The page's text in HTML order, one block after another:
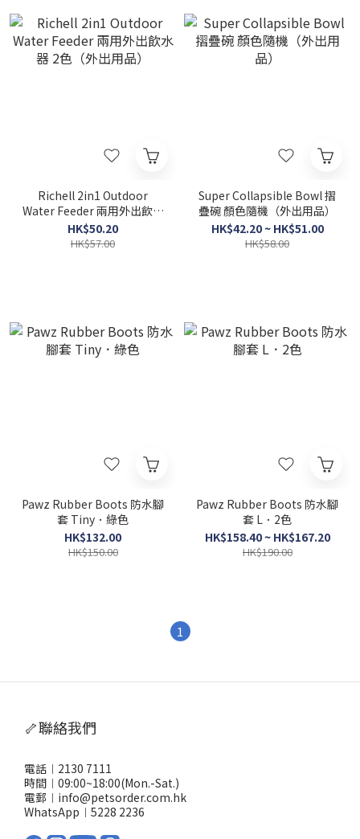
Richell 2in1 Outdoor
Water Feeder 兩用外出飲水
器 2色（外出用品）
HK$50.20
HK$57.00
Super Collapsible Bowl 摺
疊碗 顏色隨機（外出用品）
HK$42.20 ~ HK$51.00
HK$58.00
Pawz Rubber Boots 防水腳
套 Tiny．綠色
HK$132.00
HK$150.00
Pawz Rubber Boots 防水腳
套 L．2色
HK$158.40 ~ HK$167.20
HK$190.00
1
🦴聯絡我們
電話︱2130 7111
時間︱09:00~18:00(Mon.-Sat.)
電郵︱info@petsorder.com.hk
WhatsApp︱ 5228 2236